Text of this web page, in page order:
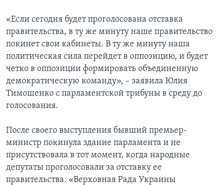
«Если сегодня будет проголосована отставка
правительства, в ту же минуту наше правительство
покинет свои кабинеты. В ту же минуту наша
политическая сила перейдет в оппозицию, и будет
четко в оппозиции формировать объединенную
демократическую команду», – заявила Юлия
Тимошенко с парламентской трибуны в среду до
голосования.
После своего выступления бывший премьер-
министр покинула здание парламента и не
присутствовала в тот момент, когда народные
депутаты проголосовали за отставку ее
правительства. «Верховная Рада Украины